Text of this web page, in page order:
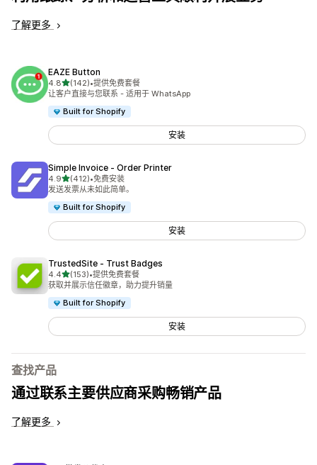
了解更多
EAZE Button
4.8星（满分 5 星）
(142)
总共 142 条评论
•提供免费套餐
让客户直接与您联系 - 适用于 WhatsApp
Built for Shopify
安装
Simple Invoice ‑ Order Printer
4.9星（满分 5 星）
(412)
总共 412 条评论
•免费安装
发送发票从未如此简单。
Built for Shopify
安装
TrustedSite ‑ Trust Badges
4.4星（满分 5 星）
(153)
总共 153 条评论
•提供免费套餐
获取并展示信任徽章，助力提升销量
Built for Shopify
安装
查找产品
通过联系主要供应商采购畅销产品
了解更多